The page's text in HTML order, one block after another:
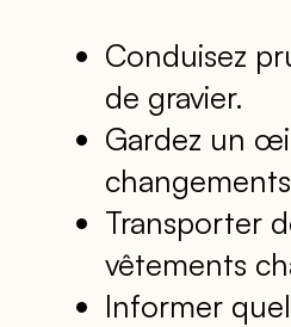
Conduisez
de gravier.
Gardez un
Transporter
vêtements
Informer